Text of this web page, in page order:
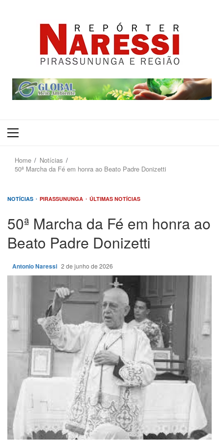
Primary
Home
Notícias
50ª Marcha da Fé em honra ao Beato Padre Donizetti
NOTÍCIAS PIRASSUNUNGA ÚLTIMAS NOTÍCIAS
50ª Marcha da Fé em honra ao
Beato Padre Donizetti
Antonio Naressi 2 de junho de 2026